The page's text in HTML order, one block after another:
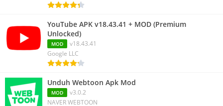
YouTube APK v18.43.41 + MOD (Premium
Unlocked)
MOD
v18.43.41
Google LLC
Unduh Webtoon Apk Mod
MOD
v3.0.2
NAVER WEBTOON